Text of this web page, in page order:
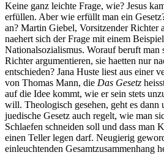
Keine ganz leichte Frage, wie? Jesus
erfüllen. Aber wie erfüllt man ein
an? Martin Giebel, Vorsitzender Richter
naehert sich der Frage mit einem
Nationalsozialismus. Worauf beruft man
Richter argumentieren, sie haetten nur
entschieden? Jana Huste liest aus einer
von Thomas Mann, die Das Gesetz
auf die Idee kommt, wie er sein stets
will. Theologisch gesehen, geht es dann
juedische Gesetz auch regelt, wie man
Schlaefen schneiden soll und dass man
einen Teller legen darf. Neugierig
einleuchtenden Gesamtzusammenhang